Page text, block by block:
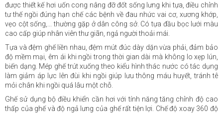
được thiết kế hơi uốn cong nâng đỡ đốt sống lưng khi tựa, điều chỉnh
tư thế ngồi đúng hạn chế các bệnh về đau nhức vai cơ, xương khớp,
vẹo cột sống,... thường gặp ở dân công sở. Có tựa đầu bọc lưới màu
cao cấp giúp nhân viên thư giãn, ngả người thoải mái.
Tựa và đệm ghế liền nhau, đệm mút đúc dày dặn vừa phải, đảm bảo
độ mềm mại, êm ái khi ngồi trong thời gian dài mà không lo xẹp lún,
biến dạng. Mép ghế trút xuống theo kiểu hình thác nước có tác dụng
làm giảm áp lực lên đùi khi ngồi giúp lưu thông máu huyết, tránh tê
mỏi chân khi ngồi quá lâu một chỗ.
Ghế sử dụng bộ điều khiển cần hơi với tính năng tăng chỉnh độ cao
thấp của ghế và độ ngả lưng của ghế rất tiện lợi. Chế độ xoay 360 độ